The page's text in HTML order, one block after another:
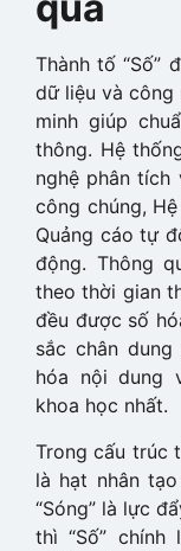
Thành tố “Số”
dữ liệu và công
minh giúp
thông. Hệ
nghệ phân tích
công chúng,
Quảng cáo tự
động. Thông
theo thời gian
đều được số
sắc chân
hóa nội dung
khoa học nhất.
Trong cấu trúc
là hạt nhân
“Sóng” là lực
thì “Số”